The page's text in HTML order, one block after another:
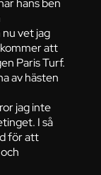
vet jag
att
Paris Turf.
av hästen
jag inte
I så
för att